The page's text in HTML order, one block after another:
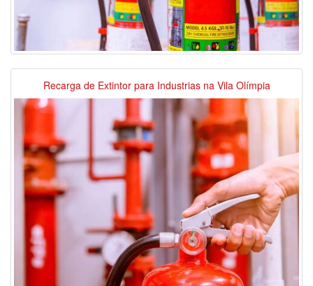
Recarga de Extintor para Industrias na Vila Olímpia